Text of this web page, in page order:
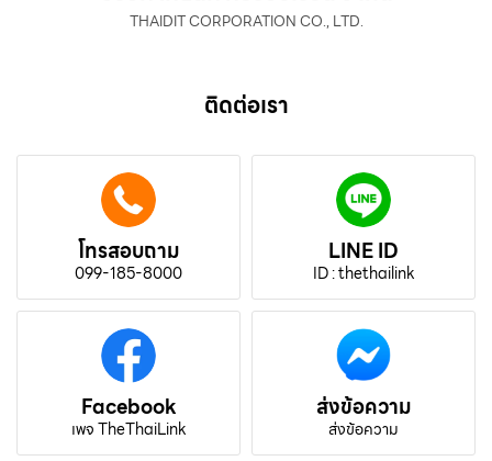
THAIDIT CORPORATION CO., LTD.
ติดต่อเรา
โทรสอบถาม
099-185-8000
LINE ID
ID : thethailink
Facebook
เพจ TheThaiLink
ส่งข้อความ
ส่งข้อความ